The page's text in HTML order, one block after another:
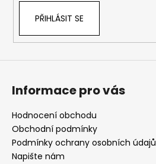
PŘIHLÁSIT SE
Informace pro vás
Hodnocení obchodu
Obchodní podmínky
Podmínky ochrany osobních údajů
Napište nám